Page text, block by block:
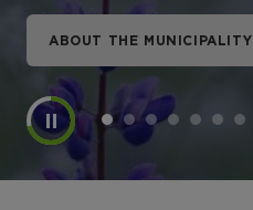
ABOUT THE MUNICIPALITY
ABOUT THE MUNICIPALITY
ABOUT THE MUNICIPALITY
ABOUT THE MUNICIPALITY
ABOUT THE MUNICIPALITY
ABOUT THE MUNICIPALITY
ABOUT THE MUNICIPALITY
ABOUT THE MUNICIPALITY